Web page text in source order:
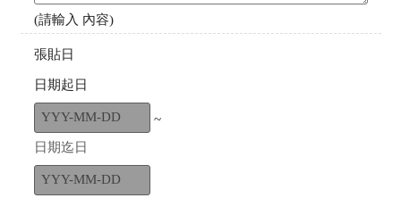
(請輸入 內容)
張貼日
日期起日
~
日期迄日